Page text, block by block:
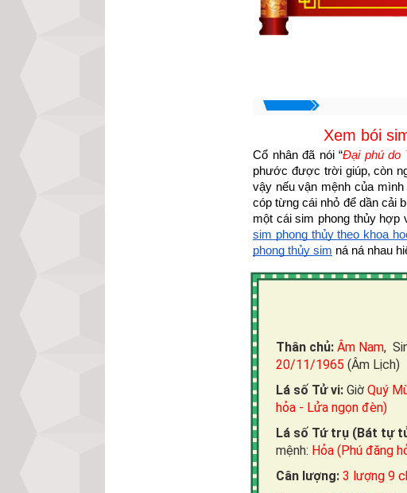
Xem bói
Cổ nhân đã nói “Đại phú do
phước được trời giúp, còn
vậy nếu vận mệnh của
cóp từng cái nhỏ để dần cải
một cái sim phong thủy hợp
sim phong thủy theo khoa
phong thủy sim ná ná nhau
Thân chủ: Âm Nam,
20/11/1965 (Âm Lịch)
Lá số Tử vi: Giờ Quý
hỏa - Lửa ngọn đèn)
Lá số Tứ trụ (Bát tự
mệnh: Hỏa (Phú đăng
Cân lượng: 3 lượng 9